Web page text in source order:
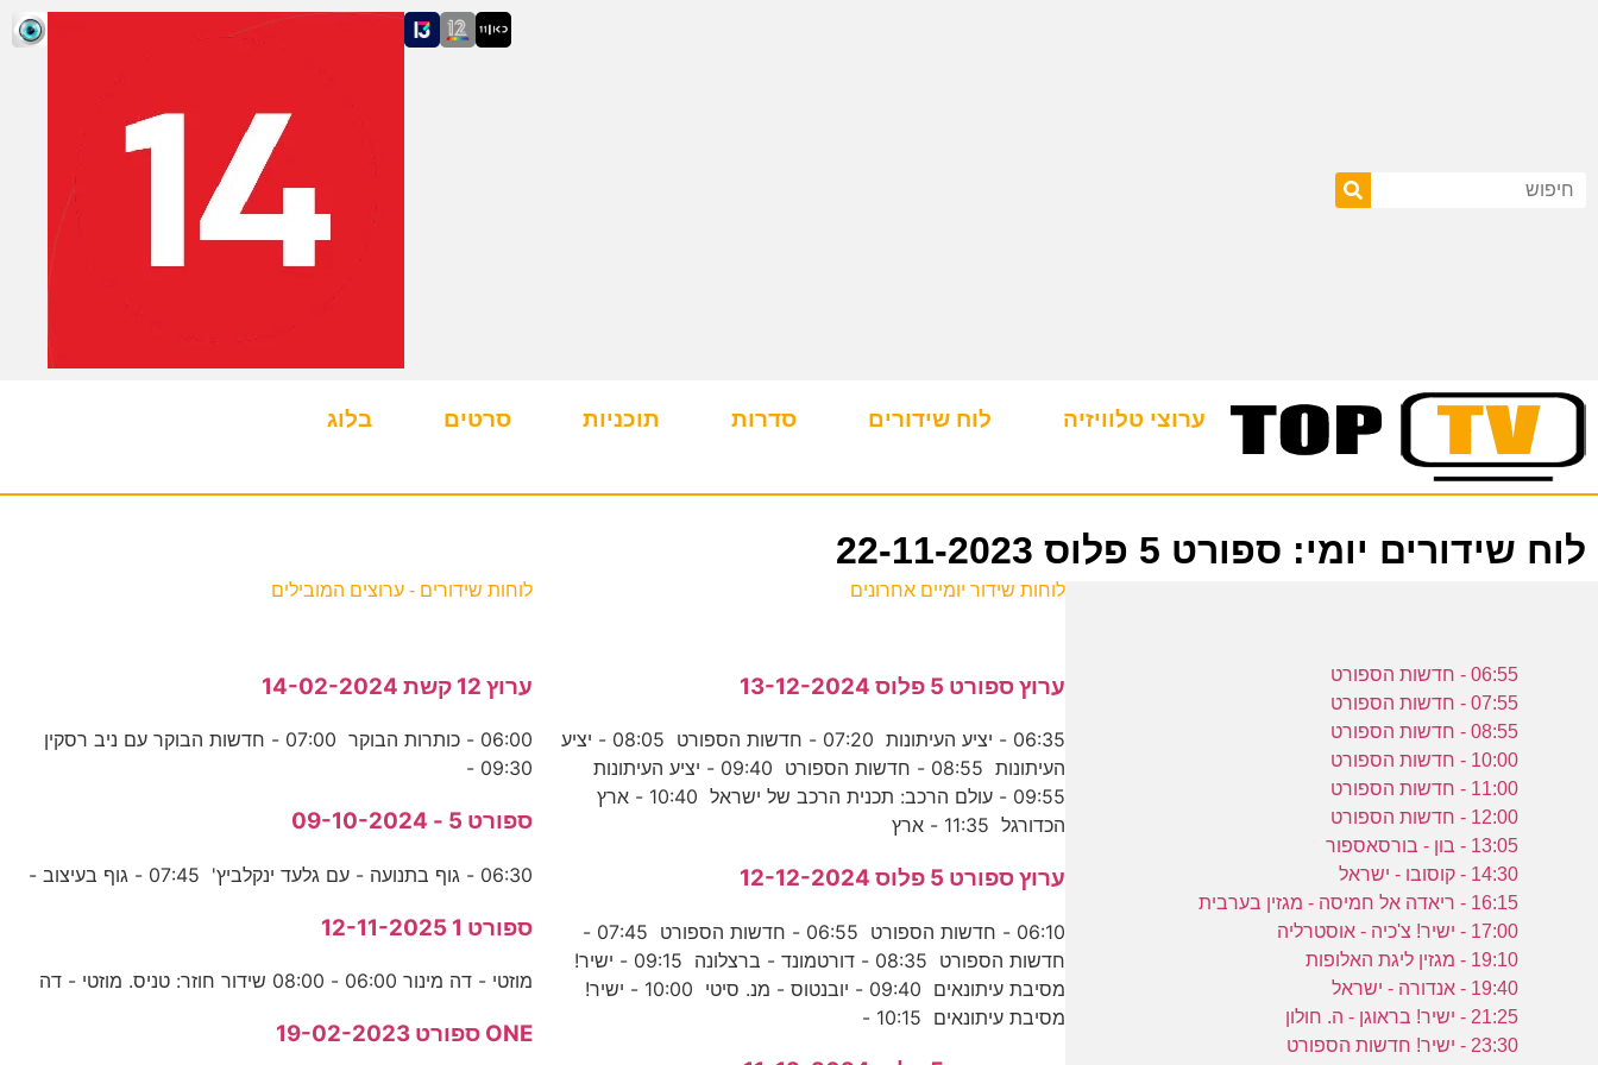
ערוצי טלוויזיה לוח שידורים סדרות תוכניות סרטים בלוג
לוח שידורים יומי: ספורט 5 פלוס 22-11-2023
06:55 - חדשות הספורט
07:55 - חדשות הספורט
08:55 - חדשות הספורט
10:00 - חדשות הספורט
11:00 - חדשות הספורט
12:00 - חדשות הספורט
13:05 - בון - בורסאספור
14:30 - קוסובו - ישראל
16:15 - ריאדה אל חמיסה - מגזין בערבית
17:00 - ישיר! צ'כיה - אוסטרליה
19:10 - מגזין ליגת האלופות
19:40 - אנדורה - ישראל
21:25 - ישיר! בראוגן - ה. חולון
23:30 - ישיר! חדשות הספורט
לוחות שידור יומיים אחרונים
ערוץ ספורט 5 פלוס 13-12-2024
06:35 - יציע העיתונות 07:20 - חדשות הספורט 08:05 - יציע
העיתונות 08:55 - חדשות הספורט 09:40 - יציע העיתונות
09:55 - עולם הרכב: תכנית הרכב של ישראל 10:40 - ארץ
הכדורגל 11:35 - ארץ
ערוץ ספורט 5 פלוס 12-12-2024
06:10 - חדשות הספורט 06:55 - חדשות הספורט 07:45 -
חדשות הספורט 08:35 - דורטמונד - ברצלונה 09:15 - ישיר!
מסיבת עיתונאים 09:40 - יובנטוס - מנ. סיטי 10:00 - ישיר!
מסיבת עיתונאים 10:15 -
לוחות שידורים - ערוצים המובילים
ערוץ 12 קשת 14-02-2024
06:00 - כותרות הבוקר 07:00 - חדשות הבוקר עם ניב רסקין
09:30 -
ספורט 5 - 09-10-2024
06:30 - גוף בתנועה - עם גלעד ינקלביץ' 07:45 - גוף בעיצוב -
ספורט 1 12-11-2025
מוזטי - דה מינור 06:00 - 08:00 שידור חוזר: טניס. מוזטי - דה
ONE ספורט 19-02-2023